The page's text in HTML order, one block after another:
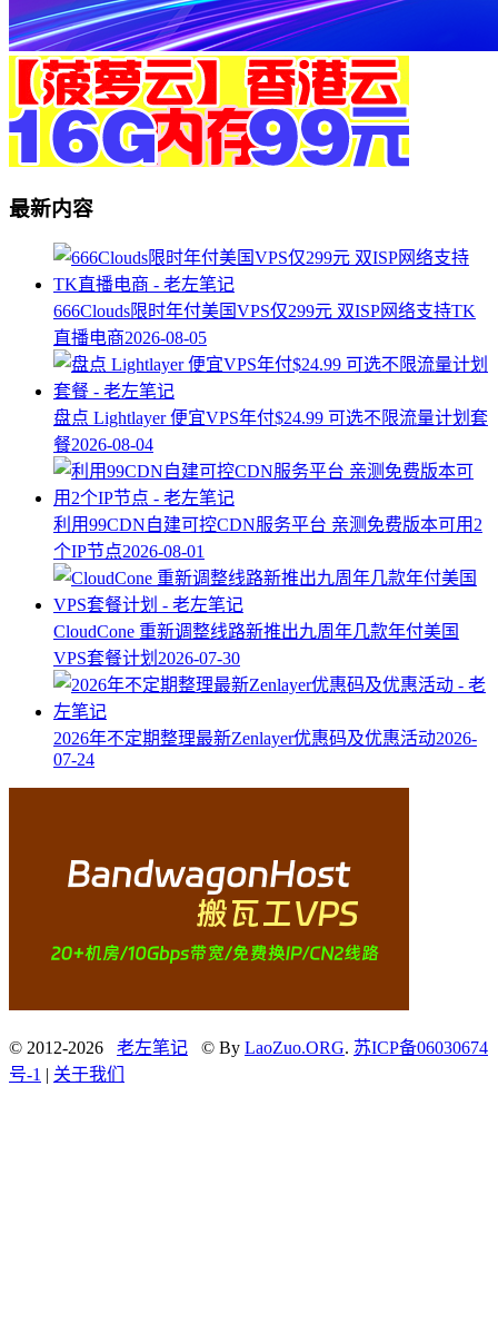
最新内容
666Clouds限时年付美国VPS仅299元 双ISP网络支持TK
直播电商2026-08-05
盘点 Lightlayer 便宜VPS年付$24.99 可选不限流量计划套
餐2026-08-04
利用99CDN自建可控CDN服务平台 亲测免费版本可用2
个IP节点2026-08-01
CloudCone 重新调整线路新推出九周年几款年付美国
VPS套餐计划 2026-07-30
2026年不定期整理最新Zenlayer优惠码及优惠活动2026-
07-24
© 2012-2026 老左笔记 © By LaoZuo.ORG. 苏ICP备06030674
号-1 | 关于我们